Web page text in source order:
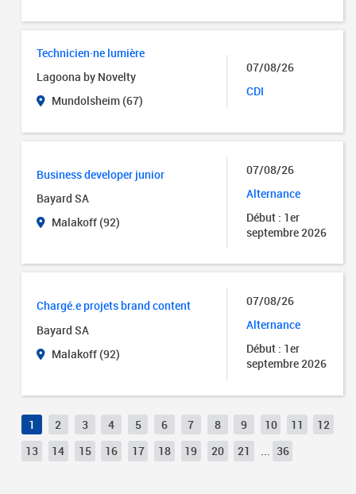
Technicien·ne lumière
Lagoona by Novelty
Mundolsheim (67)
07/08/26
CDI
Business developer junior
Bayard SA
Malakoff (92)
07/08/26
Alternance
Début : 1er
septembre 2026
Chargé.e projets brand content
Bayard SA
Malakoff (92)
07/08/26
Alternance
Début : 1er
septembre 2026
1 2 3 4 5 6 7 8 9 10 11
12
13
14 15 16 17 18 19 20 21 ... 36